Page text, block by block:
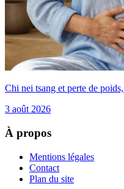
Chi nei tsang et perte de
3 août 2026
À propos
Mentions légales
Contact
Plan du site